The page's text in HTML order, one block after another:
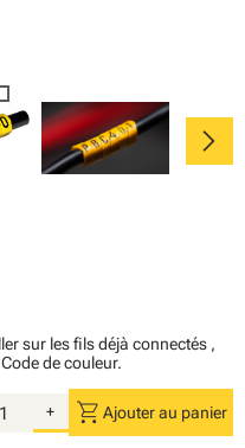
chevron_right
sur les fils déjà connectés ,
de couleur.
+ shopping_cart Ajouter au panier